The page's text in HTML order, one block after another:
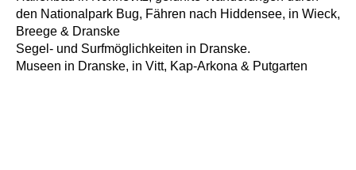
den Nationalpark Bug, Fähren nach Hiddensee, in Wieck,
Breege & Dranske
Segel- und Surfmöglichkeiten in Dranske.
Museen in Dranske, in Vitt, Kap-Arkona & Putgarten